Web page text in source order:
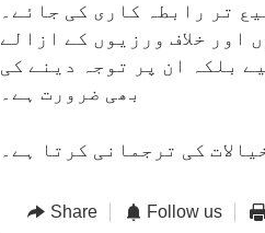
تر رابطہ کاری کی جائے۔
اور خلاف ورزیوں کے ازالے
بلکہ ان پر توجہ دینے کی
بھی ضرورت ہے۔
کی ترجمانی کرتا ہے۔
Share Follow us